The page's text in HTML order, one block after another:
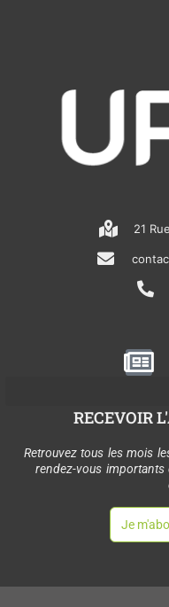
21
N
e
w
s
p
a
p
e
RECEVOIR
Retrouvez tous les mois
rendez-vous
Je